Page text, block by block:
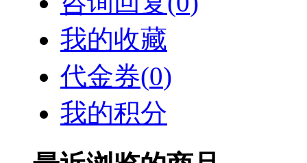
我的收藏
代金券(0)
我的积分